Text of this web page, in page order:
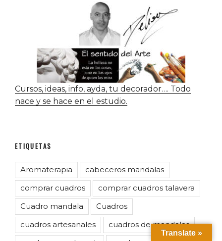
Cursos, ideas, info, ayda, tu decorador…. Todo
nace y se hace en el estudio.
ETIQUETAS
Aromaterapia
cabeceros mandalas
comprar cuadros
comprar cuadros talavera
Cuadro mandala
Cuadros
cuadros artesanales
cuadros de mandalas
Translate »